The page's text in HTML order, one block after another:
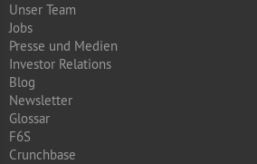
Unser Team
Jobs
Presse und Medien
Investor Relations
Blog
Newsletter
Glossar
F6S
Crunchbase